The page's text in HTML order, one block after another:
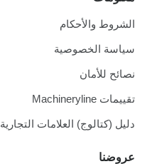
الشروط والأحكام
سياسة الخصوصية
نصائح للأمان
تقييمات Machineryline
دليل (كتالوج) العلامات التجارية
عروضنا